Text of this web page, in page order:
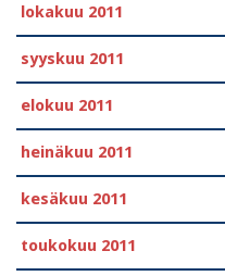
lokakuu 2011
syyskuu 2011
elokuu 2011
heinäkuu 2011
kesäkuu 2011
toukokuu 2011